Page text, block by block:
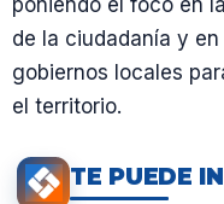
de la ciudadanía y
gobiernos locales
el territorio.
TE PUEDE